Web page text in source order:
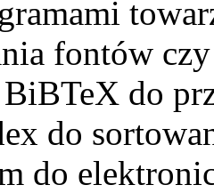
fontów
do
do
do